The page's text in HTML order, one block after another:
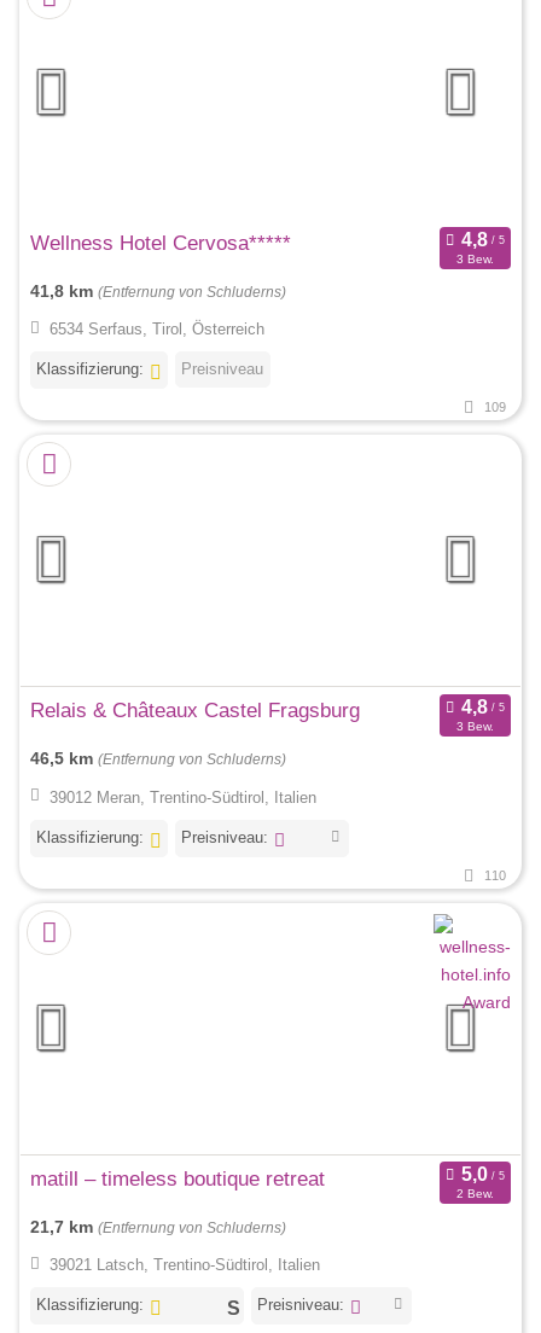
Wellness Hotel Cervosa*****
3 Bew.
41,8 km (Entfernung von Schluderns)
6534 Serfaus, Tirol, Österreich
Klassifizierung: Preisniveau
109
Relais & Châteaux Castel Fragsburg
3 Bew.
46,5 km (Entfernung von Schluderns)
39012 Meran, Trentino-Südtirol, Italien
Klassifizierung: Preisniveau:
110
matill – timeless boutique retreat
2 Bew.
21,7 km (Entfernung von Schluderns)
39021 Latsch, Trentino-Südtirol, Italien
Klassifizierung: Preisniveau: